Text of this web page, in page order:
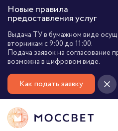
Новые правила
предоставления услуг
Выдача ТУ в бумажном виде
вторникам с 9:00 до 11:00.
Подача заявок на согласование
возможна в цифровом виде.
Как подать заявку